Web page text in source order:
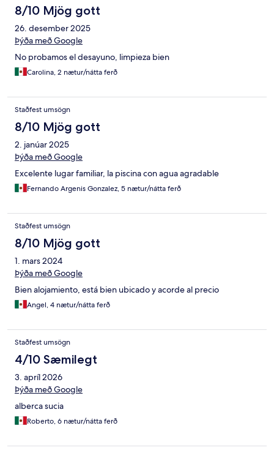
8/10 Mjög gott
26. desember 2025
Þýða með Google
No probamos el desayuno, limpieza bien
Carolina, 2 nætur/nátta ferð
Staðfest umsögn
8/10 Mjög gott
2. janúar 2025
Þýða með Google
Excelente lugar familiar, la piscina con agua agradable
Fernando Argenis Gonzalez, 5 nætur/nátta ferð
Staðfest umsögn
8/10 Mjög gott
1. mars 2024
Þýða með Google
Bien alojamiento, está bien ubicado y acorde al precio
Angel, 4 nætur/nátta ferð
Staðfest umsögn
4/10 Sæmilegt
3. apríl 2026
Þýða með Google
alberca sucia
Roberto, 6 nætur/nátta ferð